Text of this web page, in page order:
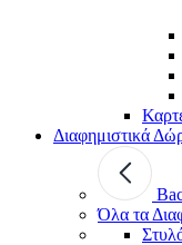
Διαφημιστικά
Όλα τα